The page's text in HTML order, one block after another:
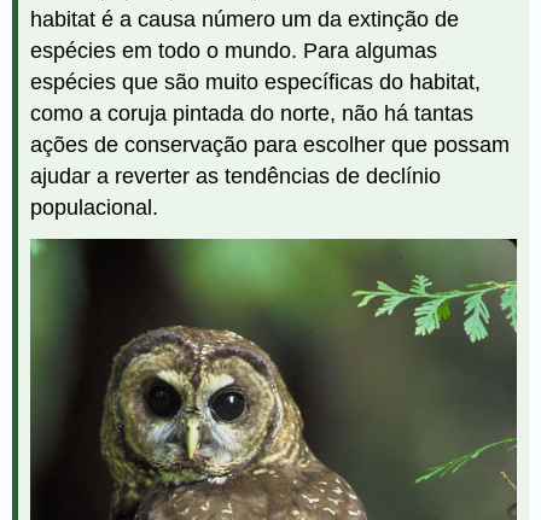
habitat é a causa número um da extinção de
espécies em todo o mundo. Para algumas
espécies que são muito específicas do habitat,
como a coruja pintada do norte, não há tantas
ações de conservação para escolher que possam
ajudar a reverter as tendências de declínio
populacional.